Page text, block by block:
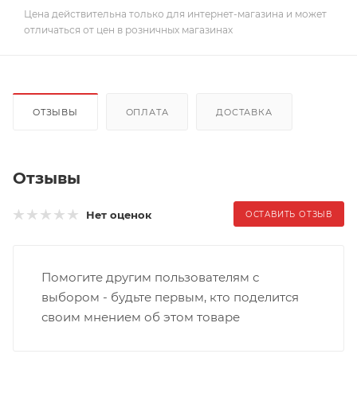
Цена действительна только для интернет-магазина и может
отличаться от цен в розничных магазинах
ОТЗЫВЫ ОПЛАТА ДОСТАВКА
Отзывы
Нет оценок ОСТАВИТЬ ОТЗЫВ
Помогите другим пользователям с
выбором - будьте первым, кто поделится
своим мнением об этом товаре